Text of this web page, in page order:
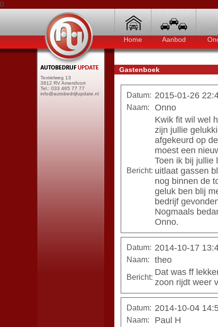
0
Home Aanbod
Textielweg 13
3812 RV Amersfoort
Tel.: 033 465 77 77
info@autobedrijfupdate.nl
Gastenboek
Datum: 2015-01-26
Naam: Onno
Bericht:
Kwik fit wil wel
zijn jullie
afgekeurd op
moest een
Toen ik bij jullie
uitlaat gassen
nog binnen de
geluk ben blij
bedrijf
Nogmaals
Onno.
Datum: 2014-10-17
Naam: theo
Bericht:
Dat was ff
zoon rijdt weer
Datum: 2014-10-04
Naam: Paul H